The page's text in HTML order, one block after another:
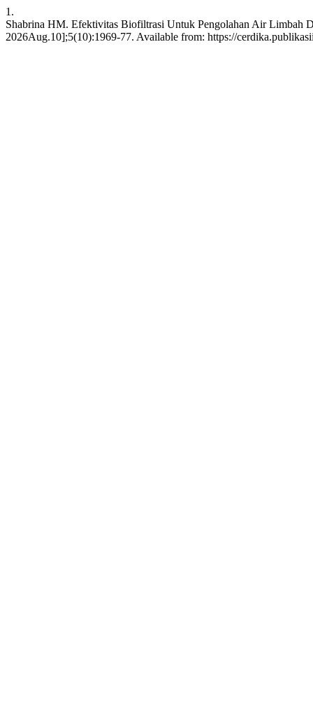
1.
Shabrina HM. Efektivitas Biofiltrasi Untuk Pengolahan Air Limbah
2026Aug.10];5(10):1969-77. Available from: https://